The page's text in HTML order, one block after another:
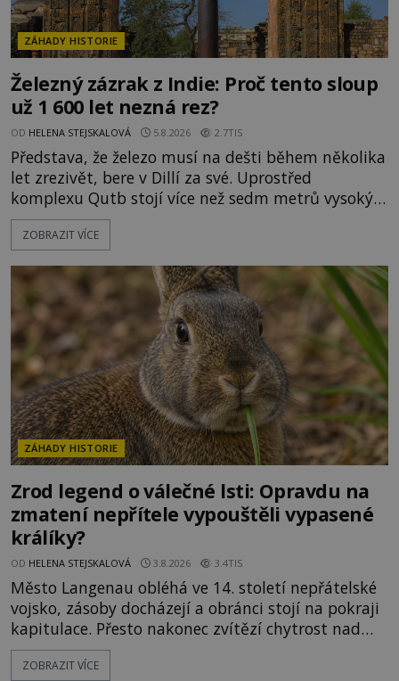
ZÁHADY HISTORIE
Železný zázrak z Indie: Proč tento sloup
už 1 600 let nezná rez?
OD HELENA STEJSKALOVÁ 5.8.2026 2.7TIS
Představa, že železo musí na dešti během několika
let zrezivět, bere v Dillí za své. Uprostřed
komplexu Qutb stojí více než sedm metrů vysoký
železný sloup, který už přibližně 1 600 let odolává
počasí s jen nepatrnými stopami koroze. Jeho
ztracených technologiích či tajemných
materiálech. Moderní metalurgie však ukazuje, že
skutečné vysvětlení je ješt
ZOBRAZIT VÍCE
ZÁHADY HISTORIE
Zrod legend o válečné lsti: Opravdu na
zmatení nepřítele vypouštěli vypasené
králíky?
OD HELENA STEJSKALOVÁ 3.8.2026 3.4TIS
Město Langenau obléhá ve 14. století nepřátelské
vojsko, zásoby docházejí a obránci stojí na pokraji
kapitulace. Přesto nakonec zvítězí chytrost nad
hrubou silou. Podle staré německé legendy vypustí
obyvatelé za hradby dobře živeného králíka, aby
ZOBRAZIT VÍCE